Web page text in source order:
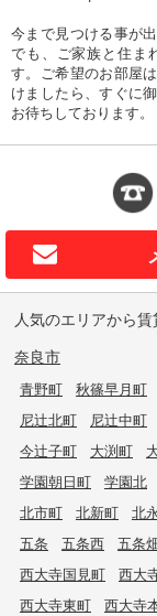
今まで見つける事が
でも、ご家族と住ま
す。ご希望のお部屋
けましたら、すぐに
お待ちしております。
人気のエリアから
奈良市
青野町 秋篠早月町
尼辻北町
尼辻中町
今辻子町
大渕町
学園朝日町
学園北
北市町
北新町 北
五条
五条西 五条
西大寺国見町
西大
西大寺東町
西大寺